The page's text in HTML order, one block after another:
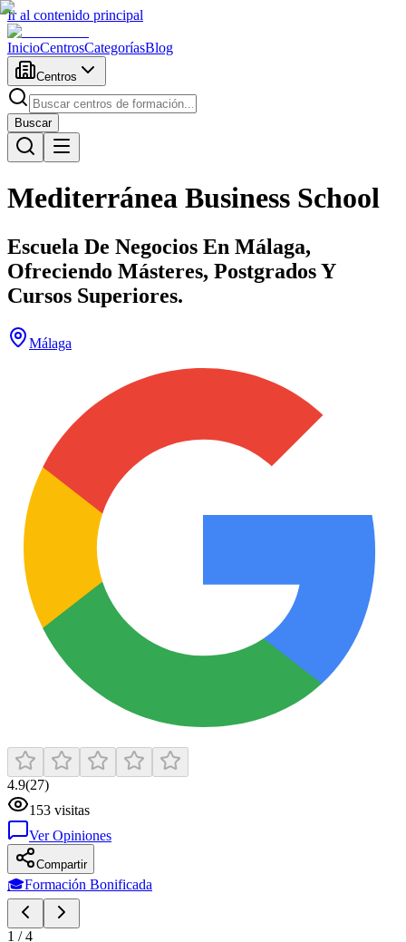
Ir al contenido principal
InicioCentrosCategoríasBlog
Centros
Buscar
Mediterránea Business School
Escuela De Negocios En Málaga,
Ofreciendo Másteres, Postgrados Y
Cursos Superiores.
Málaga
4.9(27)
153 visitas
Ver Opiniones
Compartir
🎓Formación Bonificada
1 /4